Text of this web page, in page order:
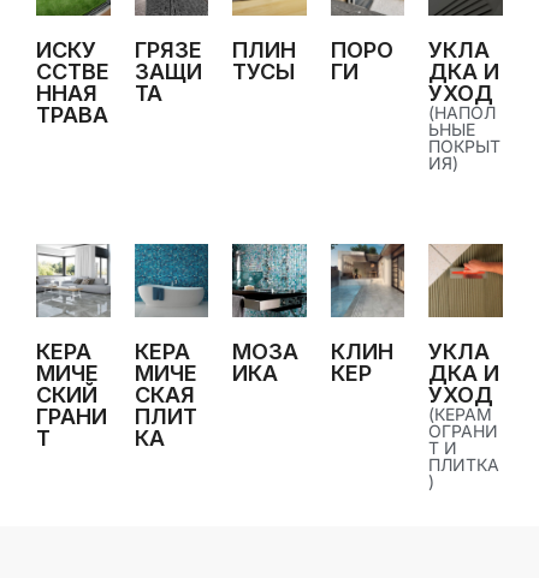
ИСКУ
ССТВЕ
ННАЯ
ТРАВА
ГРЯЗЕ
ЗАЩИ
ТА
ПЛИН
ТУСЫ
ПОРО
ГИ
УКЛА
ДКА И
УХОД
(НАПОЛ
ЬНЫЕ
ПОКРЫТ
ИЯ)
КЕРА
МИЧЕ
СКИЙ
ГРАНИ
Т
КЕРА
МИЧЕ
СКАЯ
ПЛИТ
КА
МОЗА
ИКА
КЛИН
КЕР
УКЛА
ДКА И
УХОД
(КЕРАМ
ОГРАНИ
Т И
ПЛИТКА
)